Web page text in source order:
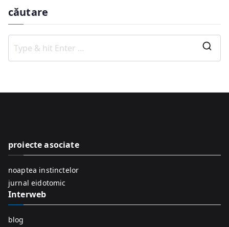
căutare
o
proiecte asociate
noaptea instinctelor
jurnal eidotomic
Interweb
blog